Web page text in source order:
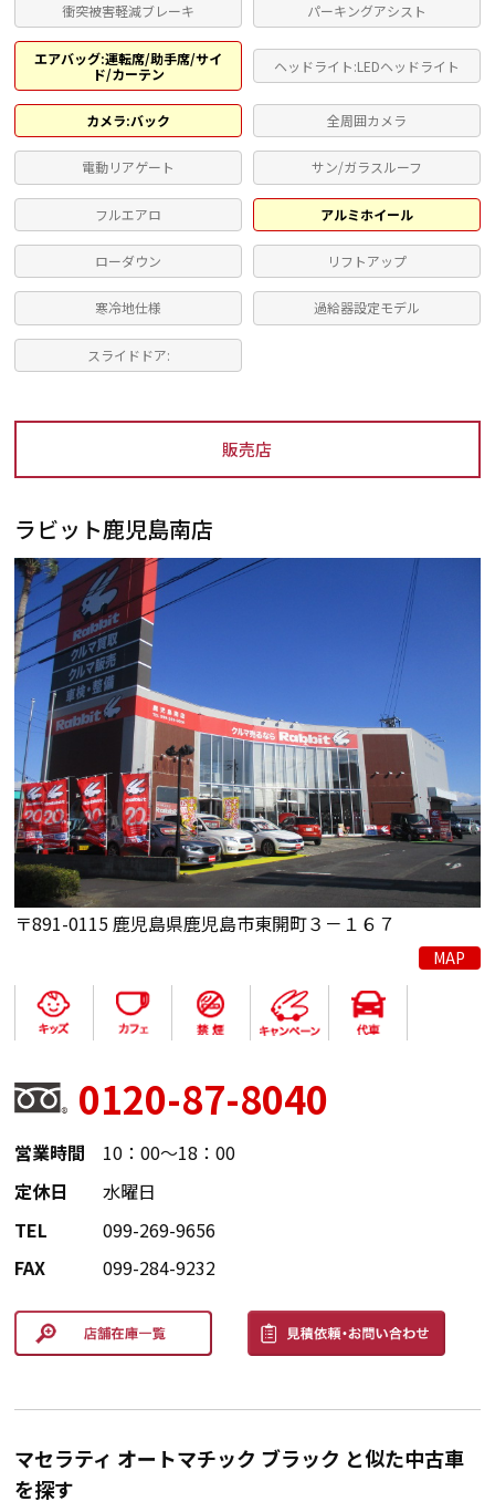
衝突被害軽減ブレーキ パーキングアシスト
エアバッグ:運転席/助手席/サイ
ド/カーテン
ヘッドライト:LEDヘッドライト
カメラ:バック 全周囲カメラ
電動リアゲート サン/ガラスルーフ
フルエアロ アルミホイール
ローダウン リフトアップ
寒冷地仕様 過給器設定モデル
スライドドア:
販売店
ラビット鹿児島南店
〒891-0115 鹿児島県鹿児島市東開町３－１６７
MAP
0120-87-8040
営業時間
10：00～18：00
定休日
水曜日
TEL
099-269-9656
FAX
099-284-9232
マセラティ オートマチック ブラック と似た中古車
を探す